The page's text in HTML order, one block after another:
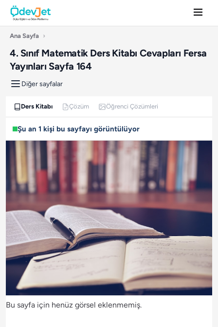
Ana Sayfa ›
4. Sınıf Matematik Ders Kitabı Cevapları Fersa
Yayınları Sayfa 164
Diğer sayfalar
Ders Kitabı Çözüm Öğrenci Çözümleri
Şu an 1 kişi bu sayfayı görüntülüyor
Bu sayfa için henüz görsel eklenmemiş.